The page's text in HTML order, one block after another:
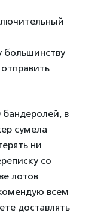
большинству
в
сумела
ни
со
лотов
всем
доставлять